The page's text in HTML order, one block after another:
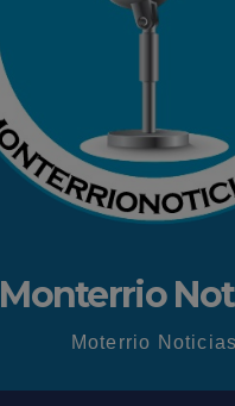
Monterrio
Moterrio Noticias